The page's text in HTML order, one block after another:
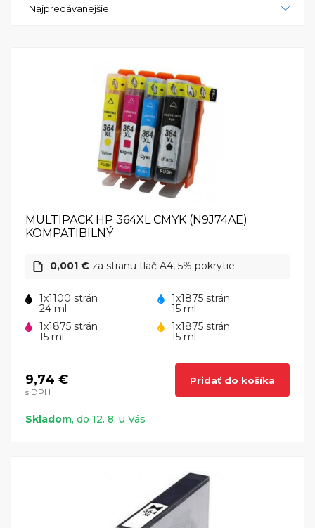
materiálov bez obmedzení. S intuitívnym ovládacím
kvalitu tlače a skenovania pre každého používateľa.
Najpredávanejšie
MULTIPACK HP 364XL CMYK (N9J74AE)
KOMPATIBILNÝ
0,001 € za stranu tlač A4, 5% pokrytie
1x1100 strán
24 ml
1x1875 strán
15 ml
1x1875 strán
15 ml
1x1875 strán
15 ml
9,74 €
s DPH
Pridať do košíka
Skladom, do 12. 8. u Vás